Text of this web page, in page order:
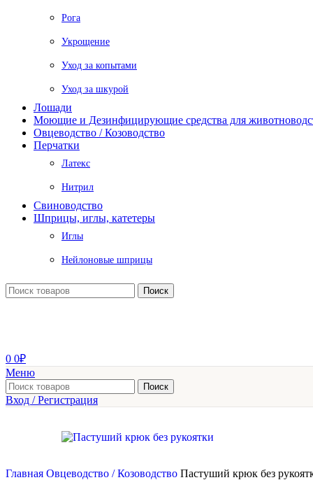
Рога
Укрощение
Уход за копытами
Уход за шкурой
Лошади
Моющие и Дезинфицирующие средства для
Овцеводство / Козоводство
Перчатки
Латекс
Нитрил
Свиноводство
Шприцы, иглы, катетеры
Иглы
Нейлоновые шприцы
Поиск
0 0₽
Меню
Поиск
Вход / Регистрация
Главная Овцеводство / Козоводство Пастуший крюк без